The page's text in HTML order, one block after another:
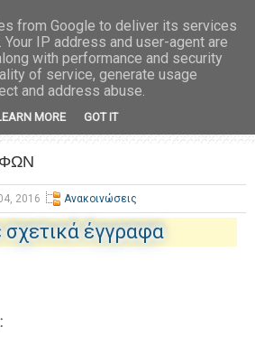
2016 Ανακοινώσεις
έγγραφα
from Google to deliver its services
IP address and user-agent are
with performance and security
of service, generate usage
and address abuse.
MORE GOT IT